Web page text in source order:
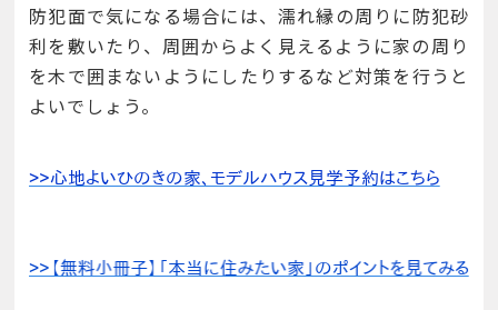
防犯面で気になる場合には、濡れ縁の周りに防犯砂
利を敷いたり、周囲からよく見えるように家の周り
を木で囲まないようにしたりするなど対策を行うと
よいでしょう。